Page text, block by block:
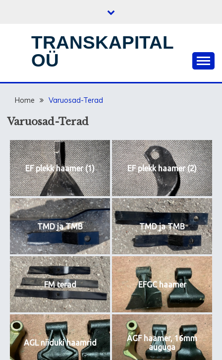
TRANSKAPITAL
OÜ
Home Varuosad-Terad
Varuosad-Terad
EF plekk haamer (1) EF plekk haamer (2)
TMD ja TMB TMD ja TMB
FM terad EFGC haamer
AGL niiduki haamrid
AGF haamer, 16mm
auguga